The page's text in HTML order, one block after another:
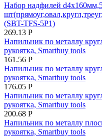
Набор надфилей
(SBT-TFS-5P1)
269.13 Р
Напильник по металлу
рукоятка, Smartbuy tools
161.56 Р
Напильник по металлу
рукоятка, Smartbuy tools
176.05 Р
Напильник по металлу
рукоятка, Smartbuy tools
200.68 Р
Напильник по металлу
рукоятка, Smartbuy tools